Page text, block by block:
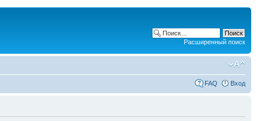
Расширенный поиск
FAQ Вход